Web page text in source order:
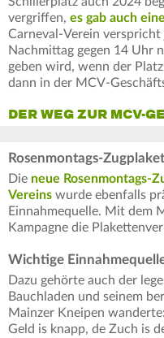
vergriffen, es gab auch
Carneval-Verein verspricht
Nachmittag gegen 14 Uhr
geben wird, wenn der
dann in der MCV-
DER WEG ZUR MCV-
Rosenmontags-
Die neue Rosenmontags-
Vereins wurde ebenfalls
Einnahmequelle. Mit dem
Kampagne die
Wichtige
Dazu gehörte auch der
Bauchladen und seinem
Mainzer Kneipen
Geld is knapp, de Zuch is